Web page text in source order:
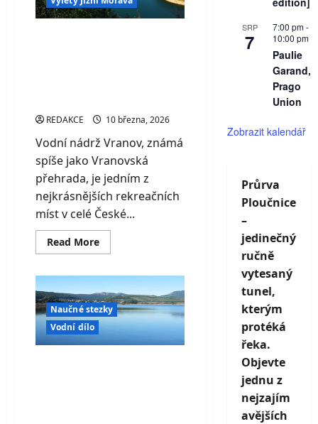
Moravě
pod
REDAKCE 10 března, 2026
Vodní nádrž Vranov, známá
spíše jako Vranovská
přehrada, je jedním z
nejkrásnějších rekreačních
míst v celé České...
Read MoreRead
more
nádrž
Vranov
–
perla
jižní
Moravy
s
Naučné stezky
Vodní dílo
SRP
7
7:00 pm-
10:00 pm
Paulie
Garand,
Prago
Union
Zobrazit kalendář
Průrva
Ploučnice
–
jedinečný
ručně
vytesaný
tunel,
kterým
protéká
řeka.
Objevte
jednu z
nejzajím
avějších